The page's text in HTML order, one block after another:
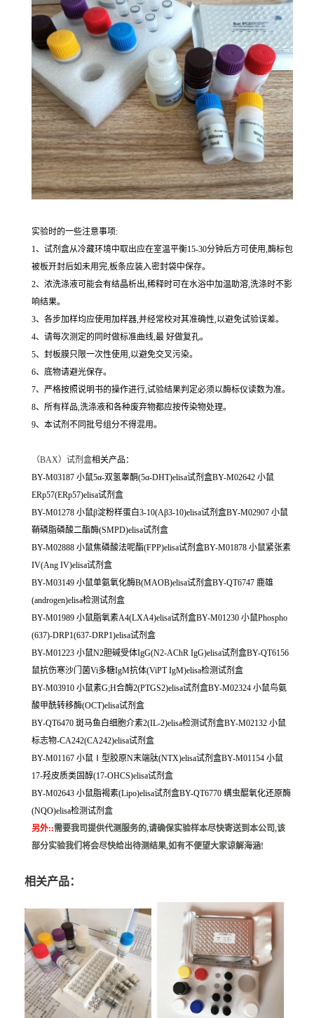
实验时的一些注意事项:
1、试剂盒从冷藏环境中取出应在室温平衡15-30分钟后方可使用,酶标包
被板开封后如未用完,板条应装入密封袋中保存。
2、浓洗涤液可能会有结晶析出,稀释时可在水浴中加温助溶,洗涤时不影
响结果。
3、各步加样均应使用加样器,并经常校对其准确性,以避免试验误差。
4、请每次测定的同时做标准曲线,最 好做复孔。
5、封板膜只限一次性使用,以避免交叉污染。
6、底物请避光保存。
7、严格按照说明书的操作进行,试验结果判定必须以酶标仪读数为准。
8、所有样品,洗涤液和各种废弃物都应按传染物处理。
9、本试剂不同批号组分不得混用。
（BAX）试剂盒相关产品：
BY-M03187 小鼠5α-双氢睾酮(5α-DHT)elisa试剂盒BY-M02642 小鼠
ERp57(ERp57)elisa试剂盒
BY-M01278 小鼠β淀粉样蛋白3-10(Aβ3-10)elisa试剂盒BY-M02907 小鼠
鞘磷脂磷酸二酯酶(SMPD)elisa试剂盒
BY-M02888 小鼠焦磷酸法呢酯(FPP)elisa试剂盒BY-M01878 小鼠紧张素
IV(Ang IV)elisa试剂盒
BY-M03149 小鼠单氨氧化酶B(MAOB)elisa试剂盒BY-QT6747 鹿雄
(androgen)elisa检测试剂盒
BY-M01989 小鼠脂氧素A4(LXA4)elisa试剂盒BY-M01230 小鼠Phospho
(637)-DRP1(637-DRP1)elisa试剂盒
BY-M01223 小鼠N2胆碱受体IgG(N2-AChR IgG)elisa试剂盒BY-QT6156
鼠抗伤寒沙门菌Vi多糖IgM抗体(ViPT IgM)elisa检测试剂盒
BY-M03910 小鼠素G;H合酶2(PTGS2)elisa试剂盒BY-M02324 小鼠鸟氨
酸甲酰转移酶(OCT)elisa试剂盒
BY-QT6470 斑马鱼白细胞介素2(IL-2)elisa检测试剂盒BY-M02132 小鼠
标志物-CA242(CA242)elisa试剂盒
BY-M01167 小鼠Ⅰ型胶原N末端肽(NTX)elisa试剂盒BY-M01154 小鼠
17-羟皮质类固醇(17-OHCS)elisa试剂盒
BY-M02643 小鼠脂褐素(Lipo)elisa试剂盒BY-QT6770 螨虫醌氧化还原酶
(NQO)elisa检测试剂盒
另外::需要我司提供代测服务的,请确保实验样本尽快寄送到本公司,该
部分实验我们将会尽快给出待测结果,如有不便望大家谅解海涵!
相关产品：